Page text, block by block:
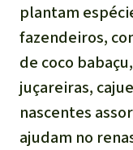
plantam
fazendeiros,
de coco
juçareiras,
nascentes
ajudam no